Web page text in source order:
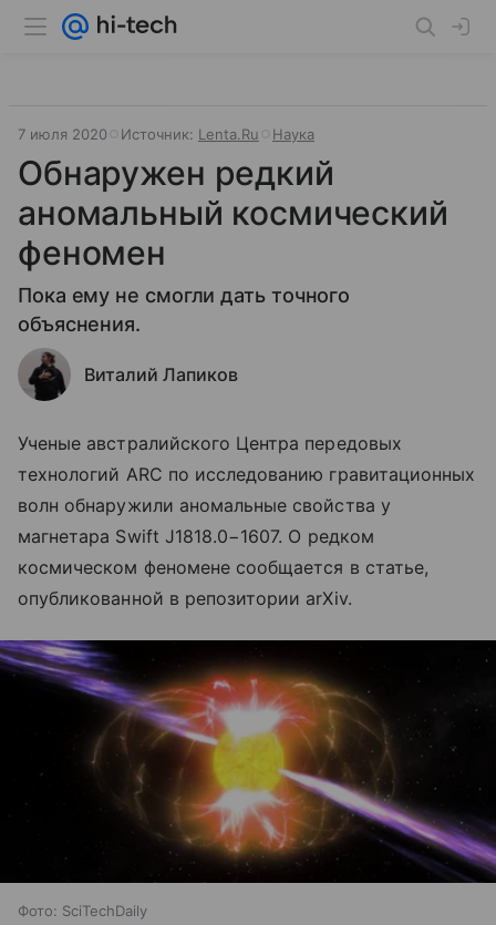
7 июля 2020 Источник: Lenta.Ru Наука
Обнаружен редкий
аномальный космический
феномен
Пока ему не смогли дать точного
объяснения.
Виталий Лапиков
Ученые австралийского Центра передовых
технологий ARC по исследованию гравитационных
волн обнаружили аномальные свойства у
магнетара Swift J1818.0−1607. О редком
космическом феномене сообщается в статье,
опубликованной в репозитории arXiv.
Фото: SciTechDaily